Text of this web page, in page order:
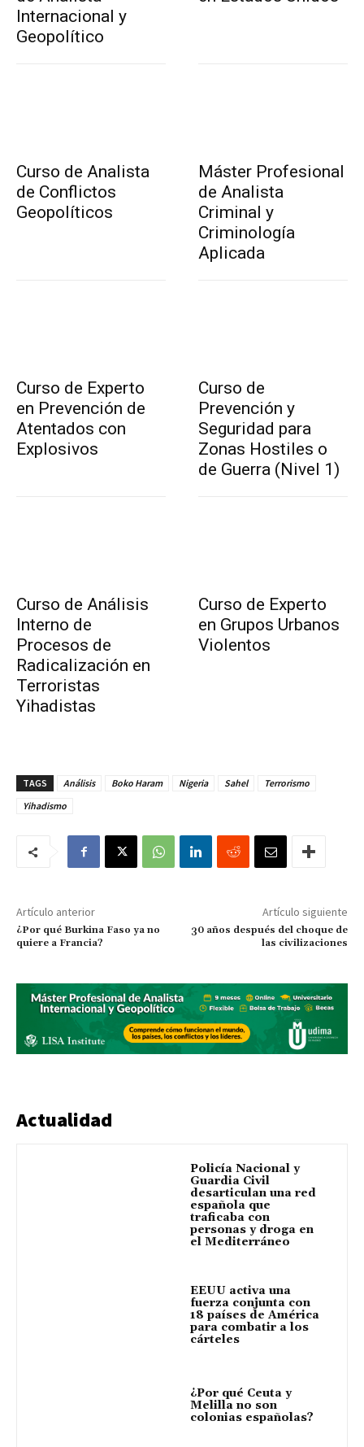
Internacional y
Geopolítico
Curso de Analista
de Conflictos
Geopolíticos
Máster Profesional
de Analista
Criminal y
Criminología
Aplicada
Curso de Experto
en Prevención de
Atentados con
Explosivos
Curso de
Prevención y
Seguridad para
Zonas Hostiles o
de Guerra (Nivel 1)
Curso de Análisis
Interno de
Procesos de
Radicalización en
Terroristas
Yihadistas
Curso de Experto
en Grupos Urbanos
Violentos
TAGS Análisis Boko Haram Nigeria Sahel
Terrorismo
Yihadismo
Artículo anterior
¿Por qué Burkina Faso ya no
quiere a Francia?
Artículo siguiente
30 años después del choque de
las civilizaciones
Actualidad
Policía Nacional y
Guardia Civil
desarticulan una red
española que
traficaba con
personas y droga en
el Mediterráneo
EEUU activa una
fuerza conjunta con
18 países de América
para combatir a los
cárteles
¿Por qué Ceuta y
Melilla no son
colonias españolas?